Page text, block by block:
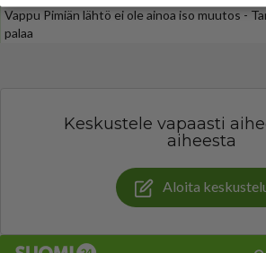
Vappu Pimiän lähtö ei ole ainoa iso muutos -
palaa
Keskustele vapaasti
aiheesta
Aloita